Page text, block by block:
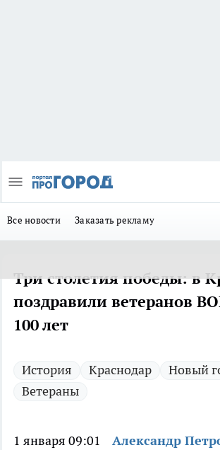
Все новости Заказать рекламу
Три столетия победы: в
поздравили ветеранов
100 лет
История Краснодар Новый
Ветераны
1 января 09:01 Александр